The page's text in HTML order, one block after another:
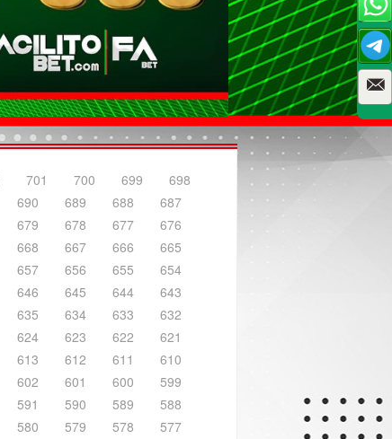
701 700 699
698
690 689 688
687
679 678 677
676
668 667 666
665
657 656 655
654
646 645 644
643
635 634 633
632
624 623 622
621
613 612 611
610
602 601 600
599
591 590 589
588
580 579 578
577